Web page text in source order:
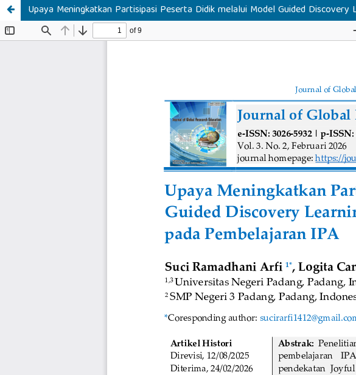
Upaya Meningkatkan Partisipasi Peserta Didik melalui Model Guided